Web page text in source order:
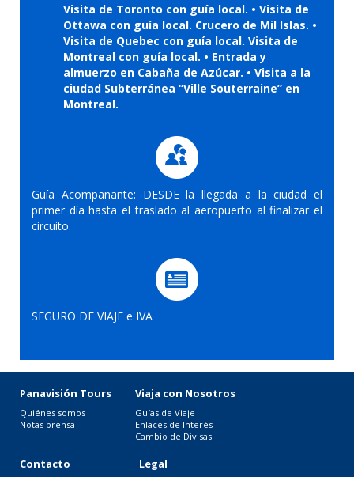
Visita de Toronto con guía local. • Visita de
Ottawa con guía local. Crucero de Mil Islas. •
Visita de Quebec con guía local. Visita de
Montreal con guía local. • Entrada y
almuerzo en Cabaña de Azúcar. • Visita a la
ciudad Subterránea “Ville Souterraine” en
Montreal.
Guía Acompañante: DESDE la llegada a la ciudad el
primer día hasta el traslado al aeropuerto al finalizar el
circuito.
SEGURO DE VIAJE e IVA
Panavisión Tours
Quiénes somos
Notas prensa
Viaja con Nosotros
Guías de Viaje
Enlaces de Interés
Cambio de Divisas
Contacto Legal